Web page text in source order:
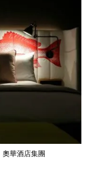
奧華酒店集團